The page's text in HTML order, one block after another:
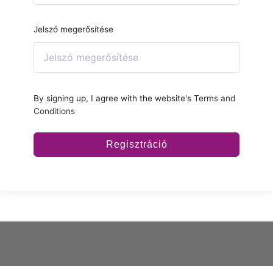
Jelszó megerősítése
By signing up, I agree with the website's Terms and
Conditions
Regisztráció